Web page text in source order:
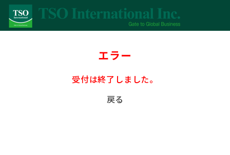
エラー
受付は終了しました。